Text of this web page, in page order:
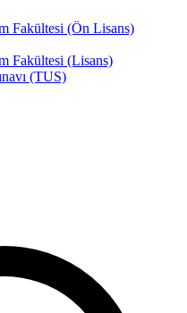
Fakültesi (Ön Lisans)
Fakültesi (Lisans)
(TUS)